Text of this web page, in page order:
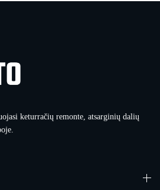
keturračių remonte, atsarginių dalių